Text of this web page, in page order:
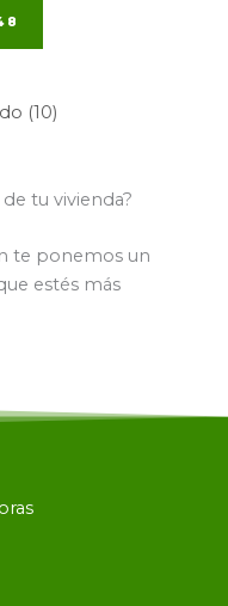
tu vivienda?
te ponemos un
estés más